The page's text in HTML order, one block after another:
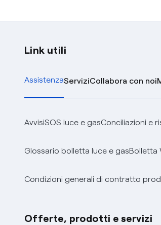
Link utili
AssistenzaServiziCollabora con noi
AvvisiSOS luce e gasConciliazioni e
Glossario bolletta luce e gasBolletta
Condizioni generali di contratto
Offerte, prodotti e servizi